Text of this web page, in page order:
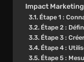
Impact
Étape 1 :
Étape 2 :
Étape 3 :
Étape 4 :
Étape 5 :